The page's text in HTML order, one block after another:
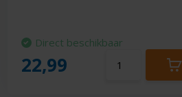
Direct beschikbaar
22,99